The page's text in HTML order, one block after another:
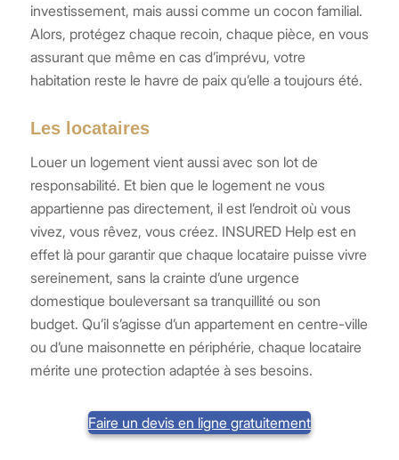
investissement, mais aussi comme un cocon familial.
Alors, protégez chaque recoin, chaque pièce, en vous
assurant que même en cas d’imprévu, votre
habitation reste le havre de paix qu’elle a toujours été.
Les locataires
Louer un logement vient aussi avec son lot de
responsabilité. Et bien que le logement ne vous
appartienne pas directement, il est l’endroit où vous
vivez, vous rêvez, vous créez. INSURED Help est en
effet là pour garantir que chaque locataire puisse vivre
sereinement, sans la crainte d’une urgence
domestique bouleversant sa tranquillité ou son
budget. Qu’il s’agisse d’un appartement en centre-ville
ou d’une maisonnette en périphérie, chaque locataire
mérite une protection adaptée à ses besoins.
Faire un devis en ligne gratuitement